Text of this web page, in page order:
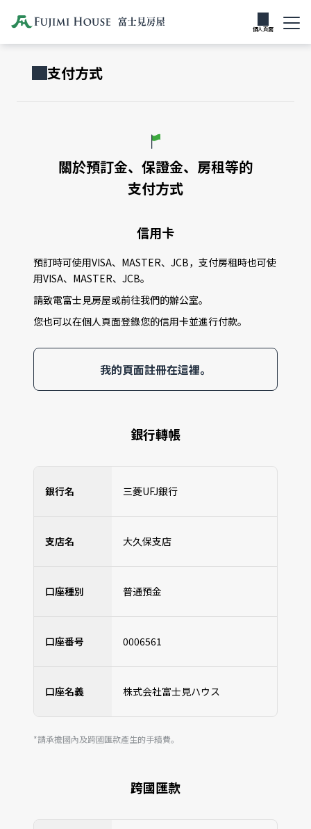
個人頁面
富士見房屋的
租賃 如何租借房間
支付方式
關於預訂金、保證金、房租等的
支付方式
信用卡
預訂時可使用VISA、MASTER、JCB，支付房租時也可使
用VISA、MASTER、JCB。
請致電富士見房屋或前往我們的辦公室。
您也可以在個人頁面登錄您的信用卡並進行付款。
我的頁面註冊在這裡。
銀行轉帳
銀行名 三菱UFJ銀行
支店名 大久保支店
口座種別 普通預金
口座番号 0006561
口座名義 株式会社富士見ハウス
*請承擔國內及跨國匯款產生的手續費。
跨國匯款